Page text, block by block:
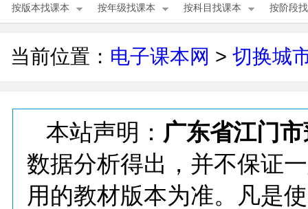
按版本找课本 按年级找课本 按科目找课本 按阶段
当前位置： 电子课本网 > 切换城
本站声明： 广东省江门
数据分析得出，并不保证
用的教材版本为准。凡是